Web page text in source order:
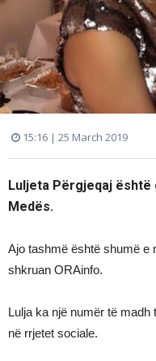
15:16 | 25 March 2019
Luljeta Përgjeqaj
Medës.
Ajo tashmë është shumë e
shkruan ORAinfo.
Lulja ka një numër të
në rrjetet sociale.